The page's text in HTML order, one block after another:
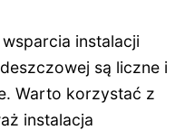
instalacji
są liczne i
Warto korzystać z
instalacja